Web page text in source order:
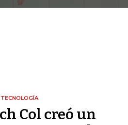
TECNOLOGÍA
Col creó un